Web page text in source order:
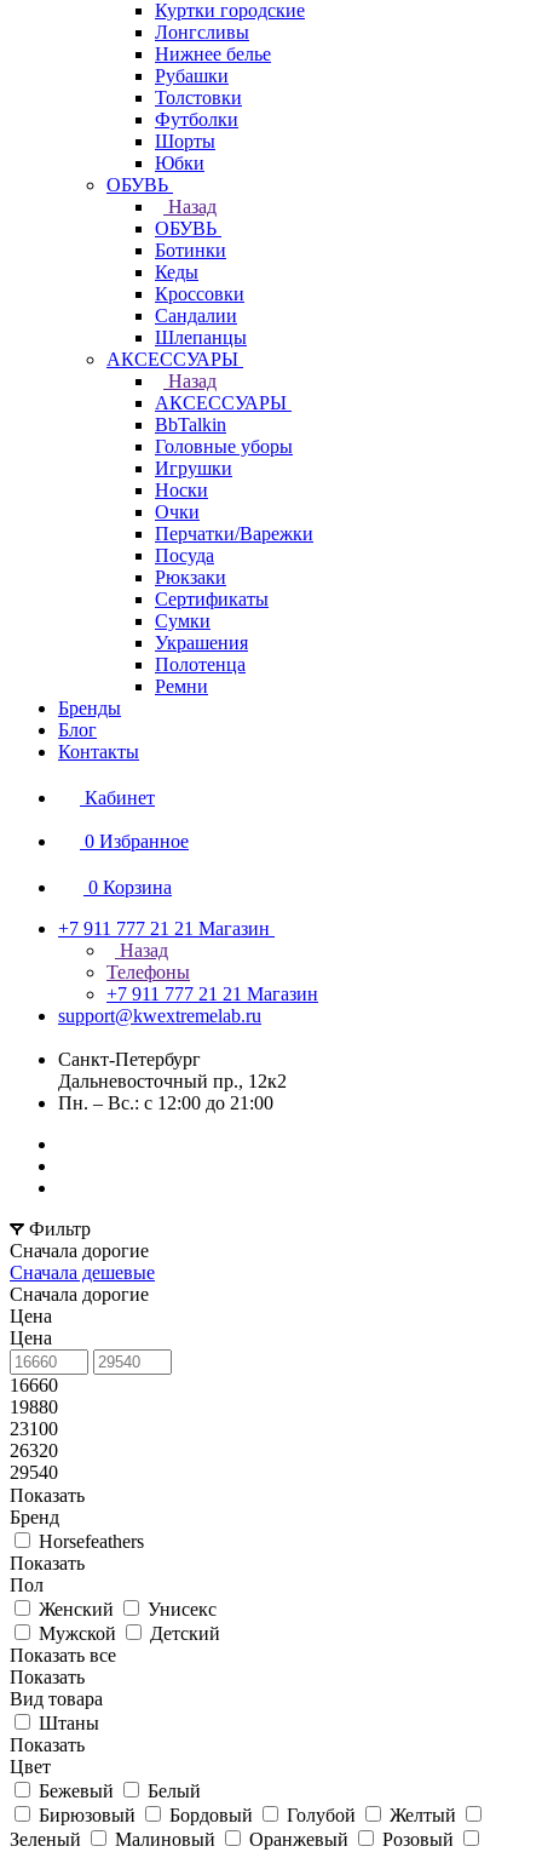
Куртки городские
Лонгсливы
Нижнее белье
Рубашки
Толстовки
Футболки
Шорты
Юбки
ОБУВЬ
Назад
ОБУВЬ
Ботинки
Кеды
Кроссовки
Сандалии
Шлепанцы
АКСЕССУАРЫ
Назад
АКСЕССУАРЫ
BbTalkin
Головные уборы
Игрушки
Носки
Очки
Перчатки/Варежки
Посуда
Рюкзаки
Сертификаты
Сумки
Украшения
Полотенца
Ремни
Бренды
Блог
Контакты
Кабинет
0 Избранное
0 Корзина
+7 911 777 21 21 Магазин
Назад
Телефоны
+7 911 777 21 21 Магазин
support@kwextremelab.ru
Санкт-Петербург
Дальневосточный пр., 12к2
Пн. – Вс.: с 12:00 до 21:00
Фильтр
Сначала дорогие
Сначала дешевые
Сначала дорогие
Цена
Цена
16660
19880
23100
26320
29540
Показать
Бренд
Horsefeathers
Показать
Пол
Женский
Унисекс
Мужской
Детский
Показать все
Показать
Вид товара
Штаны
Показать
Цвет
Бежевый
Белый
Бирюзовый
Бордовый Голубой
Желтый
Зеленый
Малиновый Оранжевый Розовый